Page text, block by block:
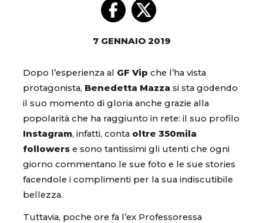
7 GENNAIO 2019
Dopo l’esperienza al GF Vip che l’ha vista
protagonista, Benedetta Mazza si sta godendo
il suo momento di gloria anche grazie alla
popolarità che ha raggiunto in rete: il suo profilo
Instagram, infatti, conta oltre 350mila
followers e sono tantissimi gli utenti che ogni
giorno commentano le sue foto e le sue stories
facendole i complimenti per la sua indiscutibile
bellezza.
Tuttavia, poche ore fa l’ex Professoressa